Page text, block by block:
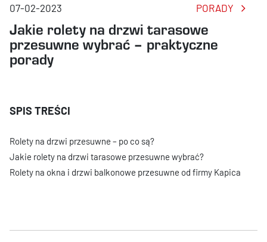
07-02-2023 PORADY
Jakie rolety na drzwi tarasowe
przesuwne wybrać – praktyczne
porady
Rolety na drzwi przesuwne – po co są?
Jakie rolety na drzwi tarasowe przesuwne wybrać?
Rolety na okna i drzwi balkonowe przesuwne od firmy Kapica